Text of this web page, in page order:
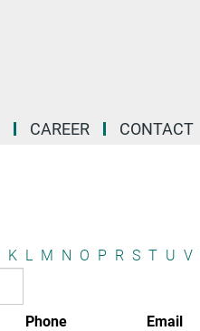
CAREER CONTACT
K L M N O P R S T U V
Phone
Email